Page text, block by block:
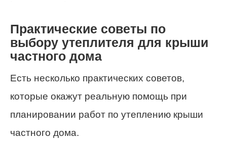
Практические советы по
выбору утеплителя для крыши
частного дома
Есть несколько практических советов,
которые окажут реальную помощь при
планировании работ по утеплению крыши
частного дома.